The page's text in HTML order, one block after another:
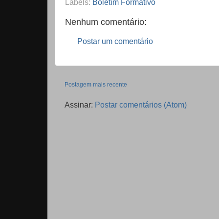
Labels: Boletim Formativo
Nenhum comentário:
Postar um comentário
Postagem mais recente
Assinar: Postar comentários (Atom)